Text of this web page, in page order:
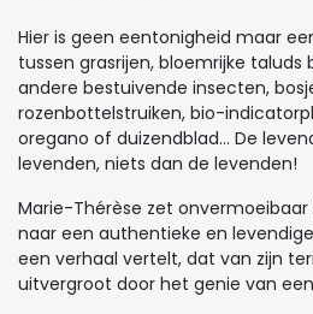
Hier is geen eentonigheid maar
tussen grasrijen, bloemrijke taluds
andere bestuivende insecten,
rozenbottelstruiken, bio-
oregano of duizendblad... De
levenden, niets dan de levenden!
Marie-Thérèse zet
naar een authentieke en
een verhaal vertelt, dat van zijn
uitvergroot door het genie van